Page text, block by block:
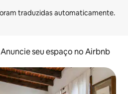
Anuncie seu espaço no Airbnb